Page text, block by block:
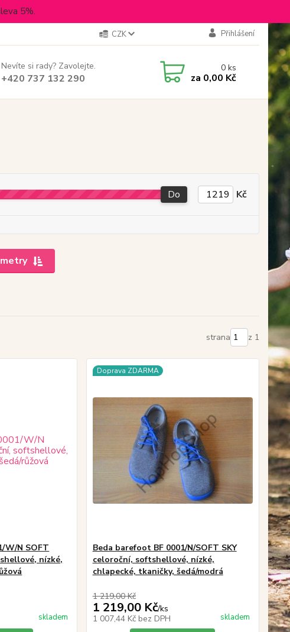
5%.
CZK Přihlášení
Nevíte si rady? Zavolejte.
+420 737 132 290
0ks
za 0,00 Kč
Do Kč
strana z 1
W/N SOFT
nízké,
skladem
Doprava ZDARMA
Beda barefoot BF 0001/N/SOFT SKY
celoroční, softshellové, nízké,
chlapecké, tkaničky, šedá/modrá
1 219,00 Kč
1 219,00 Kč/ks
1 007,44 Kč bez DPH skladem